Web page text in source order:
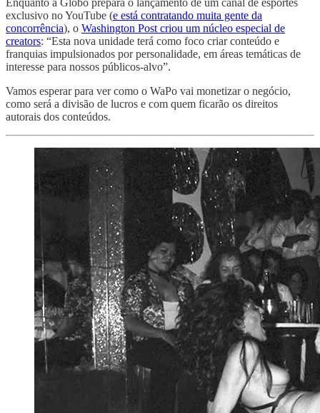
Enquanto a Globo prepara o lançamento de um canal de esportes
exclusivo no YouTube (e está contratando muita gente da
concorrência), o Washington Post criou um núcleo especial de
creators: “Esta nova unidade terá como foco criar conteúdo e
franquias impulsionados por personalidade, em áreas temáticas de
interesse para nossos públicos-alvo”.
Vamos esperar para ver como o WaPo vai monetizar o negócio,
como será a divisão de lucros e com quem ficarão os direitos
autorais dos conteúdos.